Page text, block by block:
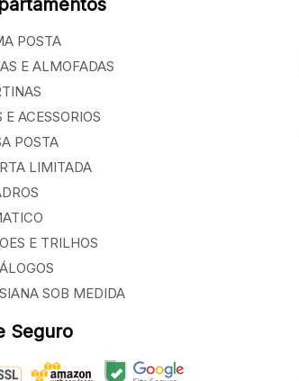
POSTA
E ALMOFADAS
E ACESSORIOS
POSTA
LIMITADA
E TRILHOS
SOB MEDIDA
Seguro